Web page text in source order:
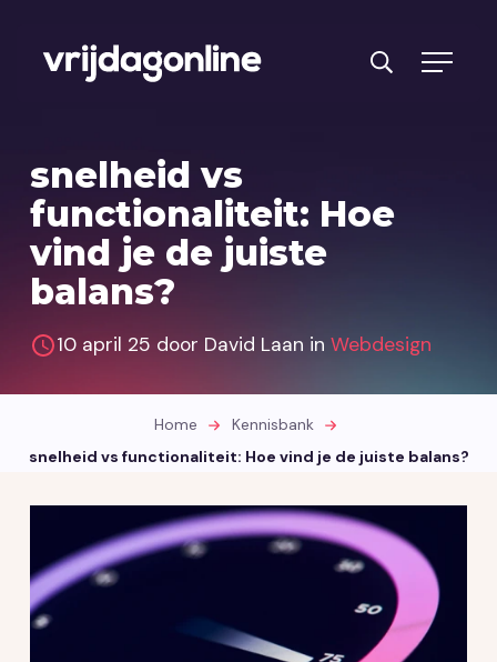
Diensten
PRFT® werkwijze
Cases
Over ons
Branches
Vacatures
snelheid vs
functionaliteit: Hoe
vind je de juiste
balans?
10 april 25 door David Laan in Webdesign
Home
Kennisbank
snelheid vs functionaliteit: Hoe vind je de juiste balans?